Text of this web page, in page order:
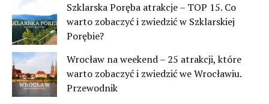
Szklarska Poręba atrakcje – TOP 15. Co
warto zobaczyć i zwiedzić w Szklarskiej
Porębie?
Wrocław na weekend – 25 atrakcji, które
warto zobaczyć i zwiedzić we Wrocławiu.
Przewodnik